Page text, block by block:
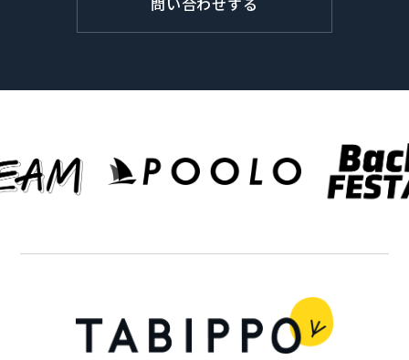
問い合わせする